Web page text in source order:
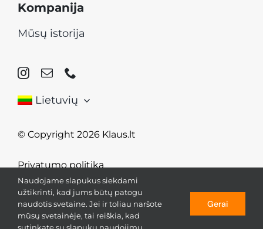
Kompanija
Mūsų istorija
Lietuvių
© Copyright 2026 Klaus.lt
Privatumo politika
Naudojame slapukus siekdami
užtikrinti, kad jums būtų patogu
naudotis svetaine. Jei ir toliau naršote
mūsų svetainėje, tai reiškia, kad
Gerai